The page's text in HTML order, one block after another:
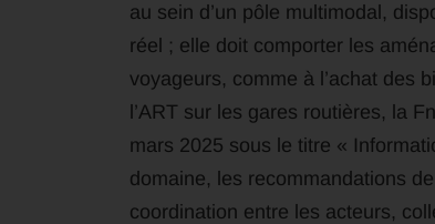
au sein d’un pôle multimodal,
réel ; elle doit comporter les
voyageurs, comme à l’achat des
l’ART sur les gares routières, la
mars 2025 sous le titre «
domaine, les recommandations
coordination entre les acteurs,